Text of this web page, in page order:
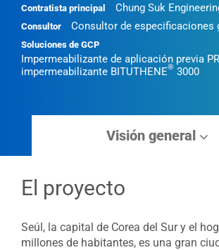
Contratista principal Chung Suk
Consultor Consultor de especificaciones
Soluciones de GCP
Impermeabilizante de aplicación previa
impermeabilizante BITUTHENE® 3000
Visión general
El proyecto
Seúl, la capital de Corea del Sur y el
millones de habitantes, es una gran